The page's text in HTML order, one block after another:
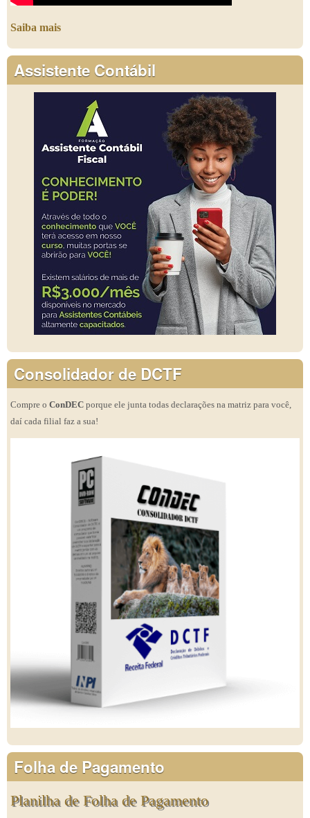
Saiba mais
Assistente Contábil
Consolidador de DCTF
Compre o ConDEC porque ele junta todas declarações na matriz para você,
daí cada filial faz a sua!
Folha de Pagamento
Planilha de Folha de Pagamento